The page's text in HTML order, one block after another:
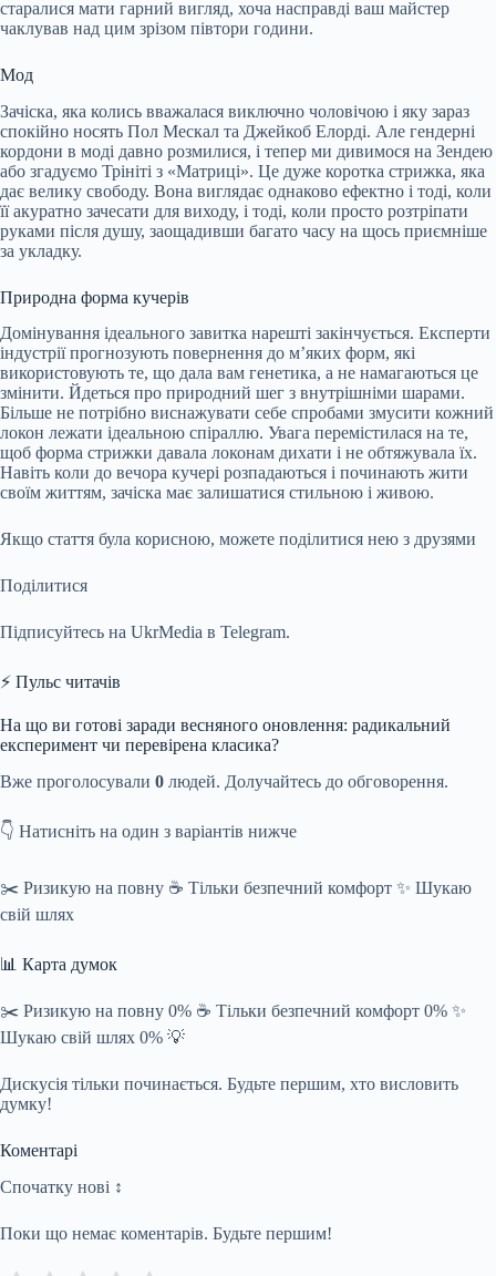
старалися мати гарний вигляд, хоча насправді ваш майстер
чаклував над цим зрізом півтори години.
Мод
Зачіска, яка колись вважалася виключно чоловічою і яку зараз
спокійно носять Пол Мескал та Джейкоб Елорді. Але гендерні
кордони в моді давно розмилися, і тепер ми дивимося на Зендею
або згадуємо Трініті з «Матриці». Це дуже коротка стрижка, яка
дає велику свободу. Вона виглядає однаково ефектно і тоді, коли
її акуратно зачесати для виходу, і тоді, коли просто розтріпати
руками після душу, заощадивши багато часу на щось приємніше
за укладку.
Природна форма кучерів
Домінування ідеального завитка нарешті закінчується. Експерти
індустрії прогнозують повернення до м’яких форм, які
використовують те, що дала вам генетика, а не намагаються це
змінити. Йдеться про природний шег з внутрішніми шарами.
Більше не потрібно виснажувати себе спробами змусити кожний
локон лежати ідеальною спіраллю. Увага перемістилася на те,
щоб форма стрижки давала локонам дихати і не обтяжувала їх.
Навіть коли до вечора кучері розпадаються і починають жити
своїм життям, зачіска має залишатися стильною і живою.
Якщо стаття була корисною, можете поділитися нею з друзями
Поділитися
Підписуйтесь на UkrMedia в Telegram.
⚡ Пульс читачів
На що ви готові заради весняного оновлення: радикальний
експеримент чи перевірена класика?
Вже проголосували 0 людей. Долучайтесь до обговорення.
👇 Натисніть на один з варіантів нижче
✂️ Ризикую на повну ☕ Тільки безпечний комфорт ✨ Шукаю
свій шлях
📊 Карта думок
✂️ Ризикую на повну 0% ☕ Тільки безпечний комфорт 0% ✨
Шукаю свій шлях 0% 💡
Дискусія тільки починається. Будьте першим, хто висловить
думку!
Коментарі
Спочатку нові ↕
Поки що немає коментарів. Будьте першим!